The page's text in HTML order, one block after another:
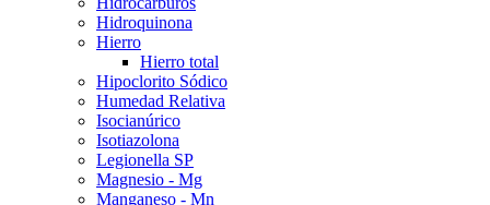
Hidroquinona
Hierro
Hierro total
Hipoclorito Sódico
Humedad Relativa
Isocianúrico
Isotiazolona
Legionella SP
Magnesio - Mg
Manganeso - Mn